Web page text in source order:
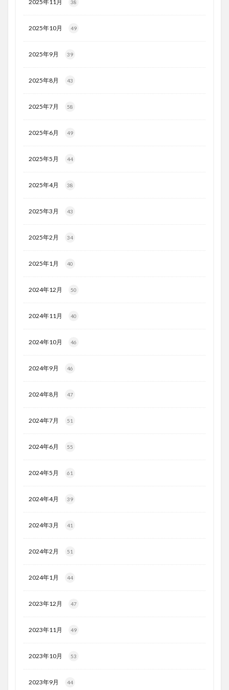
2025年11月 38
2025年10月 49
2025年9月 39
2025年8月 43
2025年7月 58
2025年6月 49
2025年5月 44
2025年4月 38
2025年3月 43
2025年2月 34
2025年1月 40
2024年12月 50
2024年11月 40
2024年10月 46
2024年9月 46
2024年8月 47
2024年7月 51
2024年6月 55
2024年5月 61
2024年4月 39
2024年3月 41
2024年2月 51
2024年1月 44
2023年12月 47
2023年11月 49
2023年10月 53
2023年9月 44